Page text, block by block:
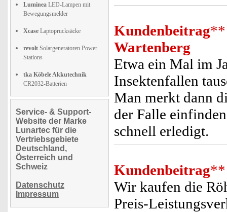
Luminea LED-Lampen mit
Bewegungsmelder
Xcase Laptoprucksäcke
revolt Solargeneratoren Power
Stations
tka Köbele Akkutechnik
CR2032-Batterien
Service- & Support-
Website der Marke
Lunartec für die
Vertriebsgebiete
Deutschland,
Österreich und
Schweiz
Datenschutz
Impressum
Kundenbeitrag**
Wartenberg
Etwa ein Mal im
Insektenfallen
Man merkt dann
der Falle
schnell erledigt.
Kundenbeitrag**
Wir kaufen die
Preis-